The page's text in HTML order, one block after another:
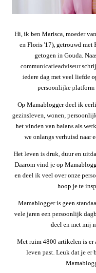
Hi, ik ben Marisca, moeder
en Floris '17), getrouwd met
getogen in Gouda.
communicatieadviseur
iedere dag met veel liefde
persoonlijke platform
Op Mamablogger deel ik
gezinsleven, wonen,
het vinden van balans als
we onlangs verhuisd naar
Het leven is druk, duur en
Daarom vind je op
en deel ik veel over onze
hoop je te
Mamablogger is geen
vele jaren een persoonlijk
deel en met mij
Met ruim 4800 artikelen is
leven past. Leuk dat je er